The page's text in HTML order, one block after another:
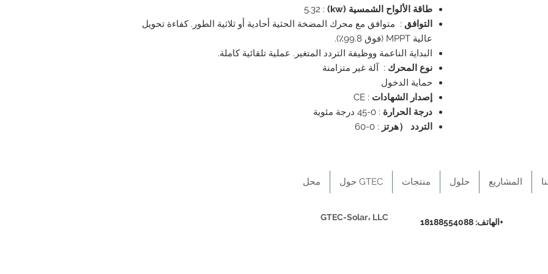
طاقة الألواح الشمسية (kw)
: 5.32
التوافق : متوافق مع محرك المضخة الحثية أحادية أو ثلاثية الطور. كفاءة تحويل
عالية MPPT (فوق 99.8٪).
البداية الناعمة ووظيفة التردد المتغير. عملية تلقائية كاملة.
نوع المحرك : آلة غير متزامنة
حماية الدخول
إصدار الشهادات : CE
درجة الحرارة : 0-45 درجة مئوية
التردد （هرتز : 0-60
محل حول GTEC منتجات حلول المشاريع
GTEC-Solar، LLC الهاتف: 18188554088+